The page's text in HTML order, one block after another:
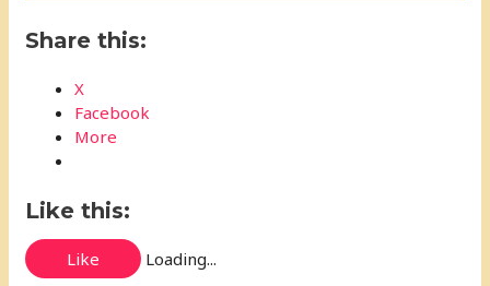
Share this:
X
Facebook
More
Like this:
Like Loading...